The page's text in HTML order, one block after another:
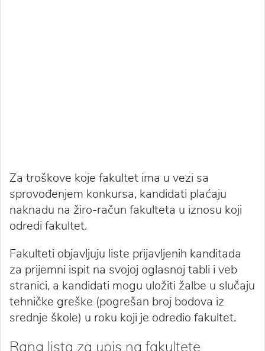
Za troškove koje fakultet ima u vezi sa
sprovođenjem konkursa, kandidati plaćaju
naknadu na žiro-račun fakulteta u iznosu koji
odredi fakultet.
Fakulteti objavljuju liste prijavljenih kanditada
za prijemni ispit na svojoj oglasnoj tabli i veb
stranici, a kandidati mogu uložiti žalbe u slučaju
tehničke greške (pogrešan broj bodova iz
srednje škole) u roku koji je odredio fakultet.
Rang lista za upis na fakultete